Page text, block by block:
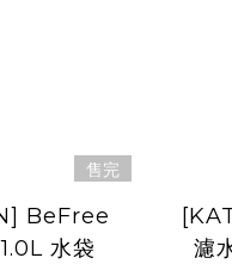
售完
BeFree
水袋
濾